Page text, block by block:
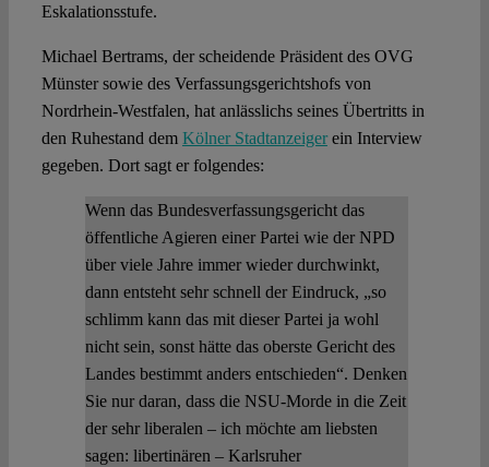
Eskalationsstufe.
Michael Bertrams, der scheidende Präsident des OVG
Münster sowie des Verfassungsgerichtshofs von
Nordrhein-Westfalen, hat anlässlichs seines Übertritts in
den Ruhestand dem Kölner Stadtanzeigerein Interview
gegeben. Dort sagt er folgendes:
Wenn das Bundesverfassungsgericht das
öffentliche Agieren einer Partei wie der NPD
über viele Jahre immer wieder durchwinkt,
dann entsteht sehr schnell der Eindruck, „so
schlimm kann das mit dieser Partei ja wohl
nicht sein, sonst hätte das oberste Gericht des
Landes bestimmt anders entschieden“. Denken
Sie nur daran, dass die NSU-Morde in die Zeit
der sehr liberalen – ich möchte am liebsten
sagen: libertinären – Karlsruher